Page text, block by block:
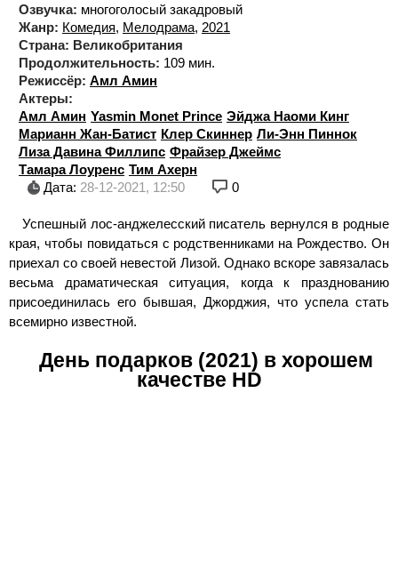
Озвучка: многоголосый закадровый
Жанр: Комедия, Мелодрама, 2021
Страна: Великобритания
Продолжительность: 109 мин.
Режиссёр: Амл Амин
Актеры:
Амл Амин Yasmin Monet Prince Эйджа Наоми Кинг
Марианн Жан-Батист Клер Скиннер Ли-Энн Пиннок
Лиза Давина Филлипс Фрайзер Джеймс
Тамара Лоуренс Тим Ахерн
Дата: 28-12-2021, 12:50 0
Успешный лос-анджелесский писатель вернулся в родные
края, чтобы повидаться с родственниками на Рождество. Он
приехал со своей невестой Лизой. Однако вскоре завязалась
весьма драматическая ситуация, когда к празднованию
присоединилась его бывшая, Джорджия, что успела стать
всемирно известной.
День подарков (2021) в хорошем
качестве HD